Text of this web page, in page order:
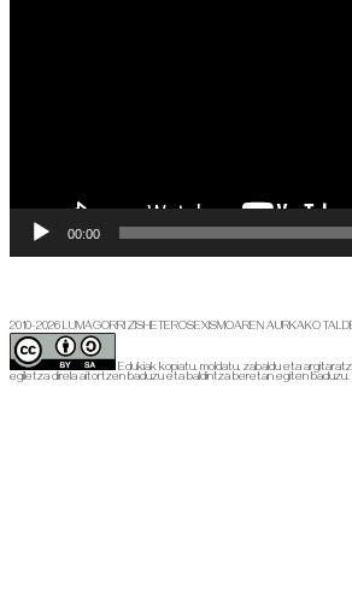
00:00
2010-2026 LUMAGORRI ZISHETEROSEXISMOAREN AURKAKO
Edukiak kopiatu, moldatu, zabaldu eta
egiletza direla aitortzen baduzu eta baldintza beretan egiten baduzu.